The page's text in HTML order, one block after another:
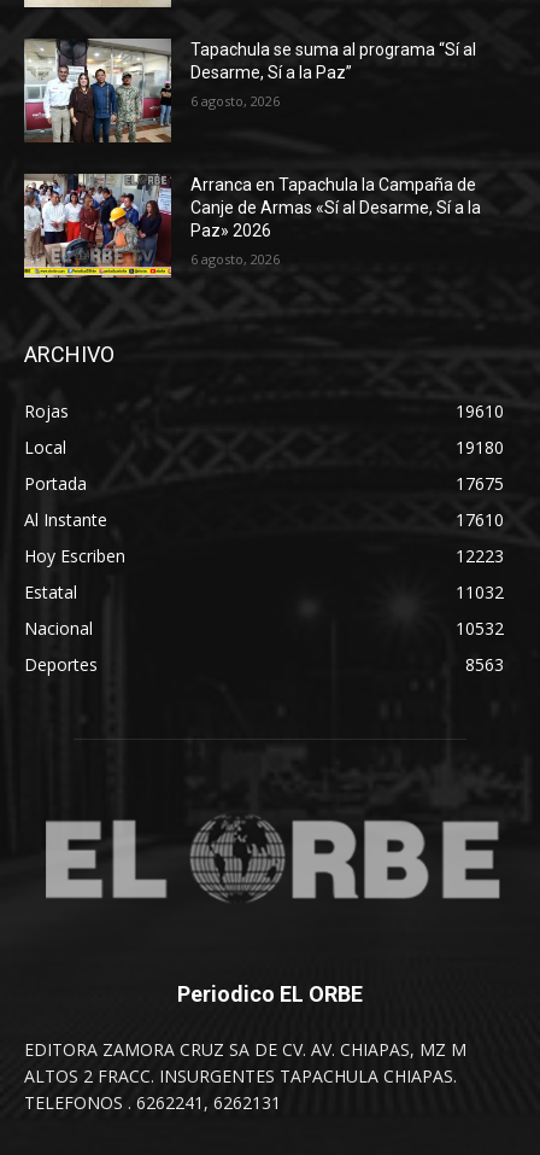
Tapachula se suma al programa “Sí al
Desarme, Sí a la Paz”
6 agosto, 2026
Arranca en Tapachula la Campaña de
Canje de Armas «Sí al Desarme, Sí a la
Paz» 2026
6 agosto, 2026
ARCHIVO
Rojas
19610
Local
19180
Portada
17675
Al Instante
17610
Hoy Escriben
12223
Estatal
11032
Nacional
10532
Deportes
8563
Periodico EL ORBE
EDITORA ZAMORA CRUZ SA DE CV. AV. CHIAPAS, MZ M
ALTOS 2 FRACC. INSURGENTES TAPACHULA CHIAPAS.
TELEFONOS . 6262241, 6262131